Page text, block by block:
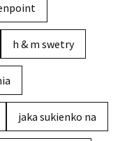
h & m swetry
jaka sukienko na